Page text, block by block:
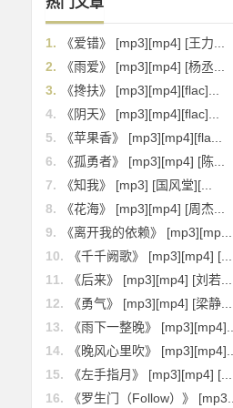
1.
《爱错》 [mp3][mp4] [王力...
2.
《雨爱》 [mp3][mp4] [杨丞...
3.
《搀扶》 [mp3][mp4][flac]...
4.
《阴天》 [mp3][mp4][flac]...
5.
《苹果香》 [mp3][mp4][fla...
6.
《孤勇者》 [mp3][mp4] [陈...
7.
《知我》 [mp3] [国风堂][...
8.
《花海》 [mp3][mp4] [周杰...
9.
《离开我的依赖》 [mp3][mp...
10.
《千千阙歌》 [mp3][mp4] [...
11.
《后来》 [mp3][mp4] [刘若...
12.
《勇气》 [mp3][mp4] [梁静...
13.
《雨下一整晚》 [mp3][mp4]...
14.
《晚风心里吹》 [mp3][mp4]...
15.
《左手指月》 [mp3][mp4] [...
16. 《罗生门（Follow）》 [mp3...